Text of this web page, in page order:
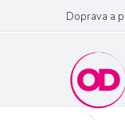
obsah
Doprava a